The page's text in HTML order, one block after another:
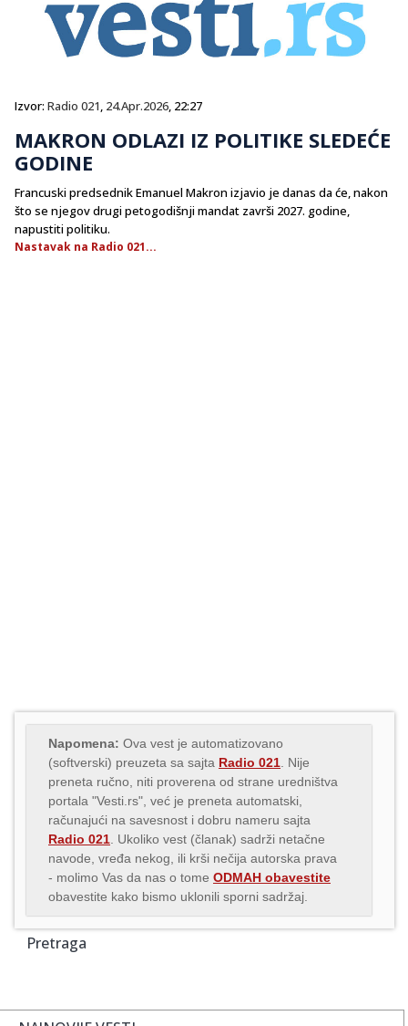
Izvor: Radio 021, 24.Apr.2026, 22:27
MAKRON ODLAZI IZ POLITIKE SLEDEĆE
GODINE
Francuski predsednik Emanuel Makron izjavio je danas da će, nakon
što se njegov drugi petogodišnji mandat završi 2027. godine,
napustiti politiku.
Nastavak na Radio 021...
Napomena: Ova vest je automatizovano
(softverski) preuzeta sa sajta Radio 021 . Nije
preneta ručno, niti proverena od strane uredništva
portala "Vesti.rs", već je preneta automatski,
računajući na savesnost i dobru nameru sajta
Radio 021 . Ukoliko vest (članak) sadrži netačne
navode, vređa nekog, ili krši nečija autorska prava
- molimo Vas da nas o tome ODMAH obavestite
obavestite kako bismo uklonili sporni sadržaj.
Pretraga